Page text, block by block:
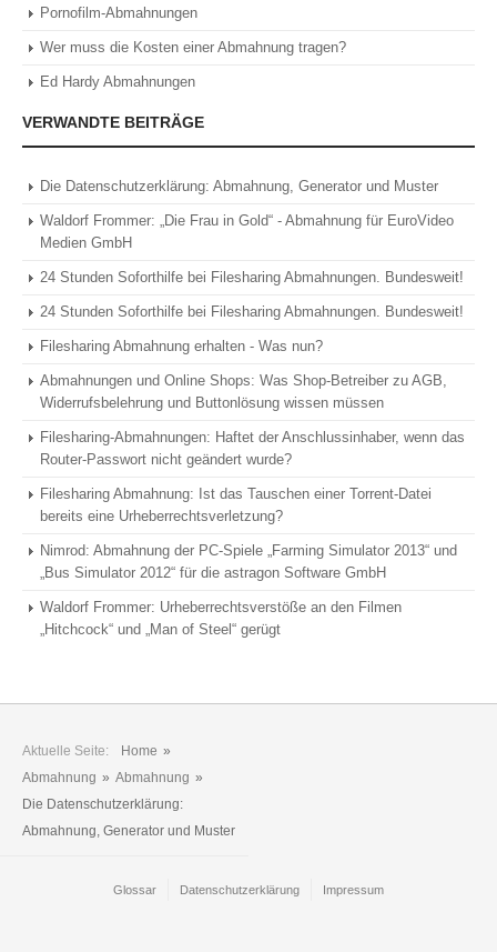
Pornofilm-Abmahnungen
Wer muss die Kosten einer Abmahnung tragen?
Ed Hardy Abmahnungen
VERWANDTE BEITRÄGE
Die Datenschutzerklärung: Abmahnung, Generator und Muster
Waldorf Frommer: „Die Frau in Gold“ - Abmahnung für EuroVideo
Medien GmbH
24 Stunden Soforthilfe bei Filesharing Abmahnungen. Bundesweit!
24 Stunden Soforthilfe bei Filesharing Abmahnungen. Bundesweit!
Filesharing Abmahnung erhalten - Was nun?
Abmahnungen und Online Shops: Was Shop-Betreiber zu AGB,
Widerrufsbelehrung und Buttonlösung wissen müssen
Filesharing-Abmahnungen: Haftet der Anschlussinhaber, wenn das
Router-Passwort nicht geändert wurde?
Filesharing Abmahnung: Ist das Tauschen einer Torrent-Datei
bereits eine Urheberrechtsverletzung?
Nimrod: Abmahnung der PC-Spiele „Farming Simulator 2013“ und
„Bus Simulator 2012“ für die astragon Software GmbH
Waldorf Frommer: Urheberrechtsverstöße an den Filmen
„Hitchcock“ und „Man of Steel“ gerügt
Aktuelle Seite: Home »
Abmahnung » Abmahnung »
Die Datenschutzerklärung:
Abmahnung, Generator und Muster
Glossar Datenschutzerklärung Impressum